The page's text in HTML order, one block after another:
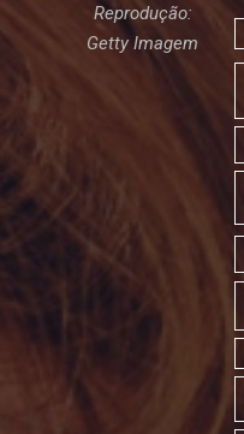
Reprodução:
Getty Imagem